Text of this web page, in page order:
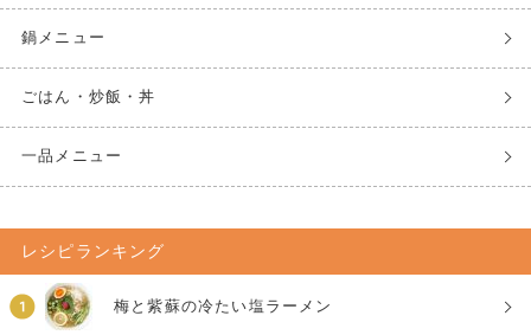
鍋メニュー
ごはん・炒飯・丼
一品メニュー
レシピランキング
梅と紫蘇の冷たい塩ラーメン